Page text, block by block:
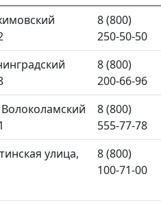
8 (800)
250-50-50
8 (800)
200-66-96
8 (800)
555-77-78
улица,
8 (800)
100-71-00